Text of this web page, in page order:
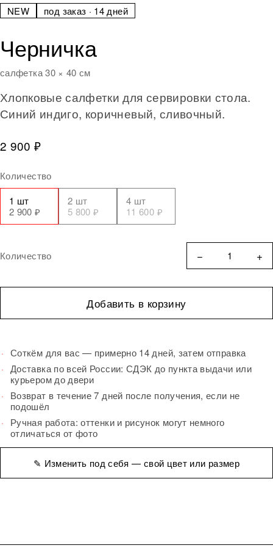
NEW под заказ · 14 дней
Черничка
салфетка 30 × 40 см
Хлопковые салфетки для сервировки стола.
Синий индиго, коричневый, сливочный.
2 900 ₽
Количество
1 шт
2 900 ₽
2 шт
5 800 ₽
4 шт
11 600 ₽
Количество − +
Добавить в корзину
Соткём для вас — примерно 14 дней, затем отправка
Доставка по всей России: СДЭК до пункта выдачи или
курьером до двери
Возврат в течение 7 дней после получения, если не
подошёл
Ручная работа: оттенки и рисунок могут немного
отличаться от фото
✎ Изменить под себя — свой цвет или размер